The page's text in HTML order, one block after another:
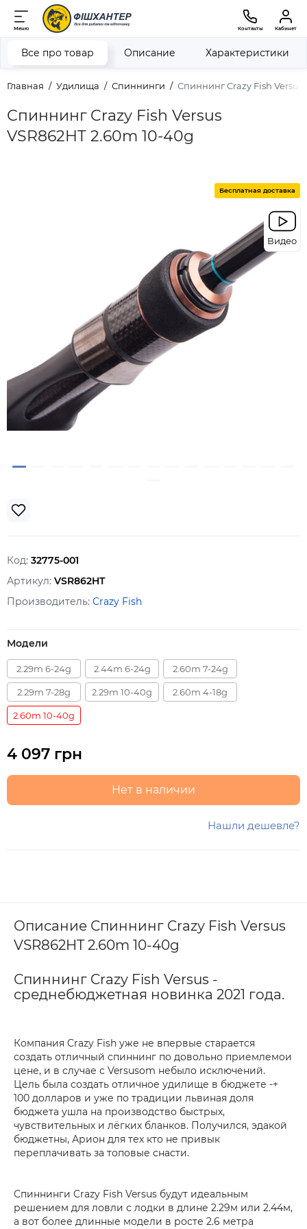
Меню Контакты Кабинет
Главная Удилища Спиннинги Спиннинг Crazy Fish Versus
Спиннинг Crazy Fish Versus
VSR862HT 2.60m 10-40g
Все про товар Описание Характеристики
Бесплатная доставка
Видео
Код: 32775-001
Артикул: VSR862HT
Производитель: Crazy Fish
Модели
2.29m 6-24g 2.44m 6-24g 2.60m 7-24g
2.29m 7-28g 2.29m 10-40g 2.60m 4-18g
2.60m 10-40g
4 097 грн
Нет в наличии
Нашли дешевле?
Описание Спиннинг Crazy Fish Versus
VSR862HT 2.60m 10-40g
Спиннинг Crazy Fish Versus -
среднебюджетная новинка 2021 года.
Компания Crazy Fish уже не впервые старается
создать отличный спиннинг по довольно приемлемои
цене, и в случае с Versusom небыло исключений.
Цель была создать отличное удилище в бюджете -+
100 долларов и уже по традиции львиная доля
бюджета ушла на производство быстрых,
чувствительных и лёгких бланков. Получился, эдакой
бюджетны, Арион для тех кто не привык
переплачивать за топовые снасти.
Спиннинги Crazy Fish Versus будут идеальным
решением для ловли с лодки в длине 2.29м или 2.44м,
а вот более длинные модели в росте 2.6 метра